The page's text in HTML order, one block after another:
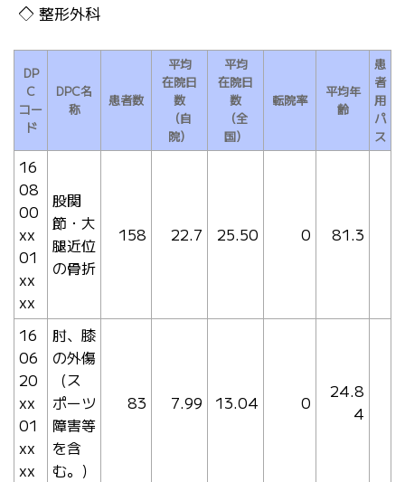
整形外科
DP
C
コー
ド
DPC名
称
患者数
平均
在院日
数
（自
院）
平均
在院日
数
（全
国）
転院率
平均年
齢
患
者
用
パ
ス
16
08
00
xx
01
xx
xx
股関
節・大
腿近位
の骨折
158 22.7 25.50 0 81.3
16
06
20
xx
01
xx
xx
肘、膝
の外傷
（ス
ポーツ
障害等
を含
む。）
83 7.99 13.04 0
24.8
4